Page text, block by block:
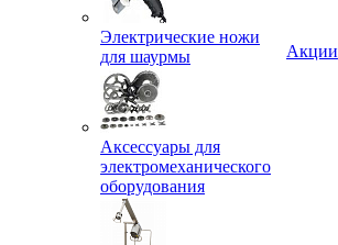
Электрические ножи
для шаурмы
Аксессуары для
электромеханического
оборудования
Акции